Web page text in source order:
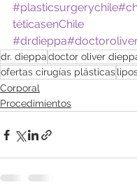
#plasticsurgerychile
téticasenChile
#drdieppa
dr. dieppadoctor oliver
ofertas cirugías plásticas
Corporal
Procedimientos